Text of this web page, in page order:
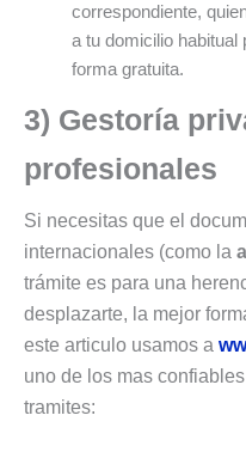
correspondiente,
a tu domicilio habitual
forma gratuita.
3) Gestoría
profesionales
Si necesitas que el
internacionales (como la
trámite es para una
desplazarte, la mejor
este articulo usamos a
uno de los mas
tramites: